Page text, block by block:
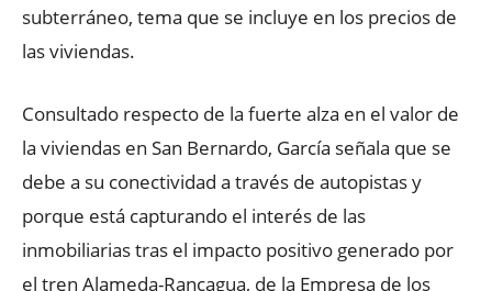
subterráneo, tema que se incluye en los precios de
las viviendas.
Consultado respecto de la fuerte alza en el valor de
la viviendas en San Bernardo, García señala que se
debe a su conectividad a través de autopistas y
porque está capturando el interés de las
inmobiliarias tras el impacto positivo generado por
el tren Alameda-Rancagua, de la Empresa de los